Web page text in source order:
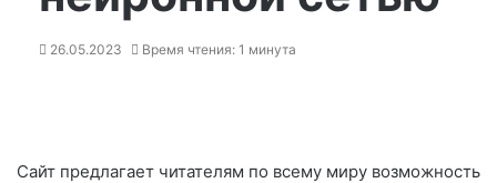
26.05.2023 Время чтения: 1 минута
Сайт предлагает читателям по всему миру возможность